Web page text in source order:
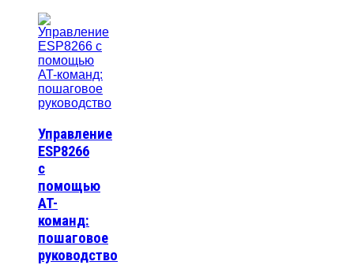
Управление
ESP8266
с
помощью
AT-
команд:
пошаговое
руководство